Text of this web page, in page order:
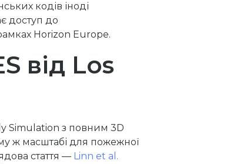
кодів іноді
доступ до
Horizon Europe.
від Los
Simulation з повним 3D
ж масштабі для пожежної
стаття — Linn et al.